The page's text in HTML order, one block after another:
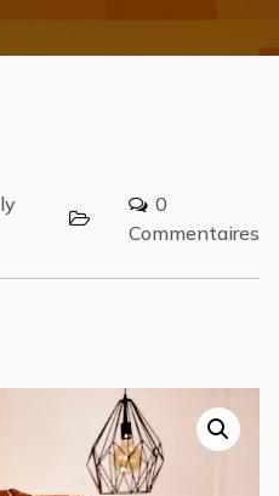
0
Commentaires